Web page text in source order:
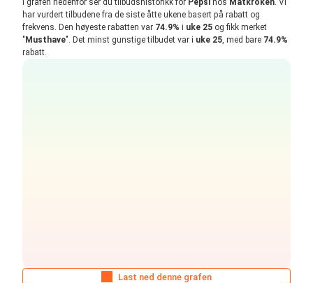
I grafen nedenfor ser du tilbudshistorikk for Pepsi hos Matkroken. Vi
har vurdert tilbudene fra de siste åtte ukene basert på rabatt og
frekvens. Den høyeste rabatten var 74.9% i uke 25 og fikk merket
" Musthave". Det minst gunstige tilbudet var i uke 25, med bare 74.9%
rabatt.
Last ned denne grafen